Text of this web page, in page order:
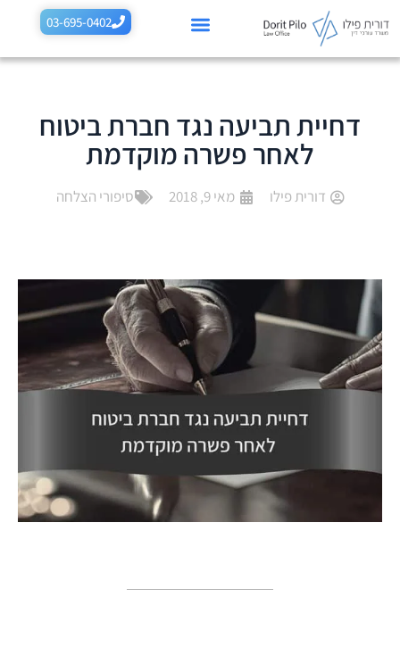
03-695-0402
דחיית תביעה נגד חברת ביטוח
לאחר פשרה מוקדמת
דורית פילו מאי 9, 2018 סיפורי הצלחה